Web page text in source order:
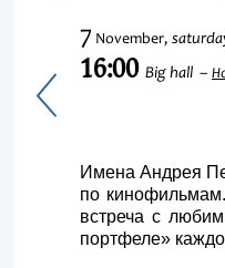
7 November,
16:00 Big hall
Имена Андрея
по
встреча с
портфеле»